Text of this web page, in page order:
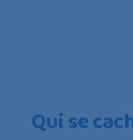
Qui se